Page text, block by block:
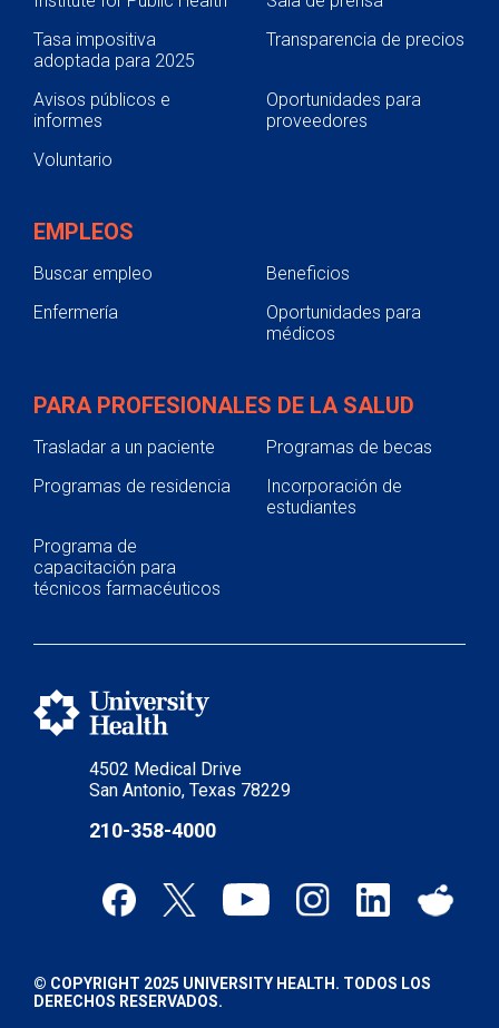
4502 Medical Drive
San Antonio, Texas 78229
210-358-4000
Tasa impositiva
adoptada para 2025
Transparencia de precios
Avisos públicos e
informes
Oportunidades para
proveedores
Voluntario
EMPLEOS
Buscar empleo
Beneficios
Enfermería
Oportunidades para
médicos
PARA PROFESIONALES DE LA SALUD
Trasladar a un paciente
Programas de becas
Programas de residencia
Incorporación de
estudiantes
Programa de
capacitación para
técnicos farmacéuticos
© COPYRIGHT 2025 UNIVERSITY HEALTH. TODOS LOS
DERECHOS RESERVADOS.